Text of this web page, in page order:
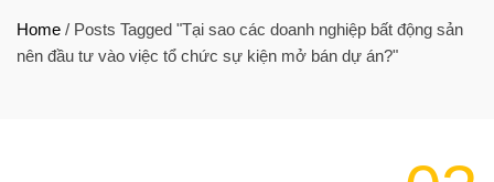
Home / Posts Tagged "Tại sao các doanh nghiệp bất động sản
nên đầu tư vào việc tổ chức sự kiện mở bán dự án?"